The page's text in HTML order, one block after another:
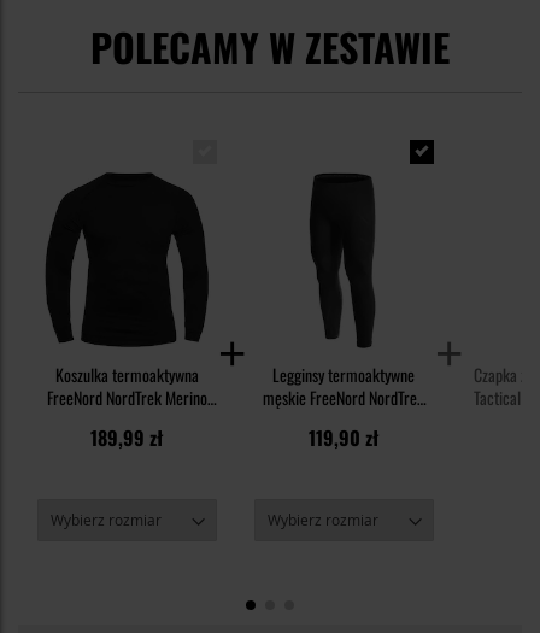
POLECAMY W ZESTAWIE
Koszulka termoaktywna
FreeNord NordTrek Merino
189,99 zł
Legginsy termoaktywne
męskie FreeNord NordTrek
119,90 zł
Czapka z
Tactical